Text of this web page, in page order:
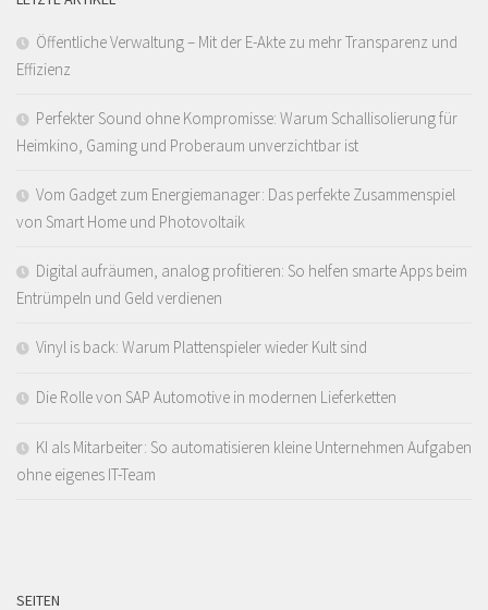
Öffentliche Verwaltung – Mit der E-Akte zu mehr Transparenz und
Effizienz
Perfekter Sound ohne Kompromisse: Warum Schallisolierung für
Heimkino, Gaming und Proberaum unverzichtbar ist
Vom Gadget zum Energiemanager: Das perfekte Zusammenspiel
von Smart Home und Photovoltaik
Digital aufräumen, analog profitieren: So helfen smarte Apps beim
Entrümpeln und Geld verdienen
Vinyl is back: Warum Plattenspieler wieder Kult sind
Die Rolle von SAP Automotive in modernen Lieferketten
KI als Mitarbeiter: So automatisieren kleine Unternehmen Aufgaben
ohne eigenes IT-Team
SEITEN